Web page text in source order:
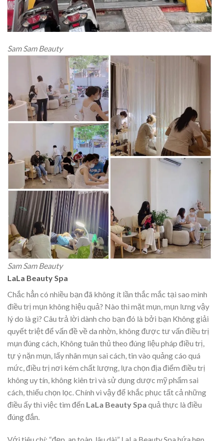
Sam Sam Beauty
Sam Sam Beauty
LaLa Beauty Spa
Chắc hẳn có nhiều bạn đã không ít lần thắc mắc tại sao mình
điều trị mụn không hiệu quả? Nào thì mặt mụn, mụn lưng vậy
lý do là gì? Câu trả lời dành cho bạn đó là bởi bạn Không giải
quyết triệt để vấn đề về da nhờn, không được tư vấn điều trị
mụn đúng cách, Không tuân thủ theo đúng liệu pháp điều trị,
tự ý nặn mụn, lấy nhân mụn sai cách, tin vào quảng cáo quá
mức, điều trị nơi kém chất lượng, lựa chọn địa điểm điều trị
không uy tín, không kiên trì và sử dụng dược mỹ phẩm sai
cách, thiếu chọn lọc. Chính vì vậy để khắc phục tất cả những
điều ấy thì việc tìm đến LaLa Beauty Spa quả thực là điều
đúng đắn.